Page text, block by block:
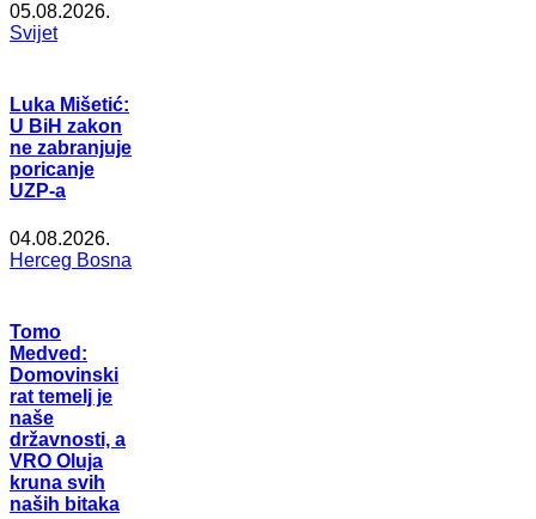
05.08.2026.
Svijet
Luka Mišetić:
U BiH zakon
ne zabranjuje
poricanje
UZP-a
04.08.2026.
Herceg Bosna
Tomo
Medved:
Domovinski
rat temelj je
naše
državnosti, a
VRO Oluja
kruna svih
naših bitaka